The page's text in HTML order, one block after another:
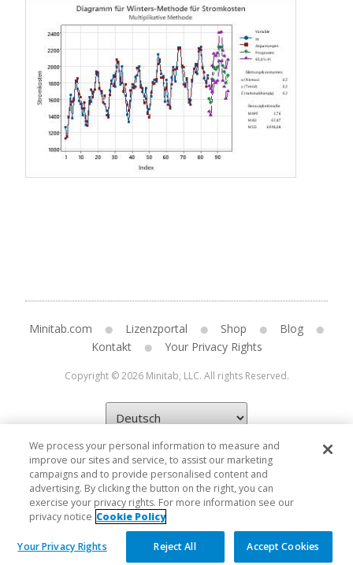
Minitab.com Lizenzportal Shop
Blog
Kontakt
Your Privacy Rights
Copyright © 2026 Minitab, LLC. All rights Reserved.
We process your personal information to measure and
improve our sites and service, to assist our marketing
campaigns and to provide personalised content and
advertising. By clicking the button on the right, you can
exercise your privacy rights. For more information see our
privacy notice Cookie Policy
Your Privacy Rights Reject All Accept Cookies